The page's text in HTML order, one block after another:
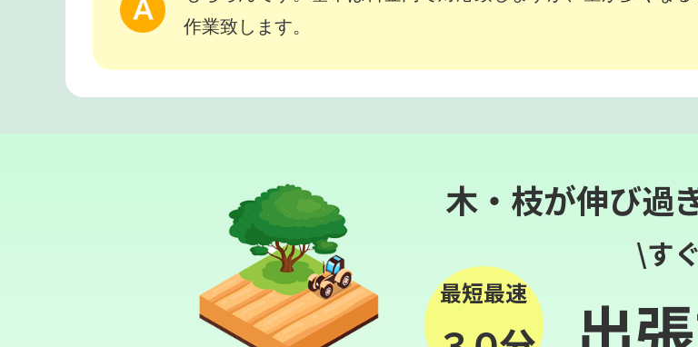
作業致します。
木・枝が伸び
最短最速
\す
出